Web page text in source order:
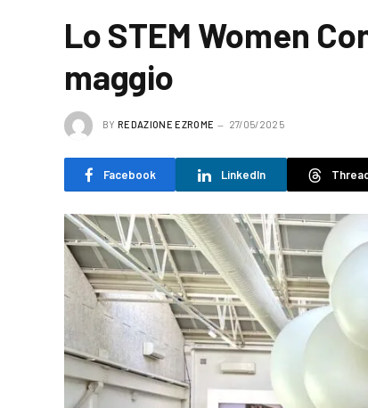
Lo STEM Women
maggio
BY REDAZIONE EZROME 27/05/2025
Facebook LinkedIn